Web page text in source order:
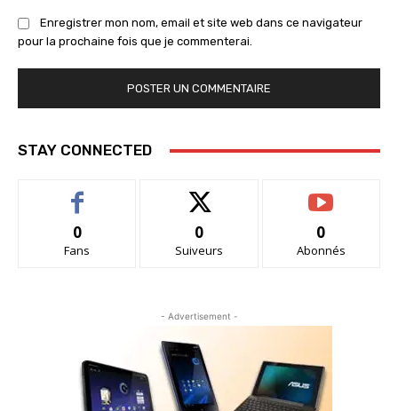
Enregistrer mon nom, email et site web dans ce navigateur
pour la prochaine fois que je commenterai.
STAY CONNECTED
0
Fans
0
Suiveurs
0
Abonnés
- Advertisement -